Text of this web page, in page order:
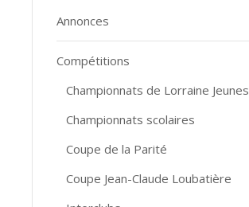
Annonces
Compétitions
Championnats de Lorraine Jeunes
Championnats scolaires
Coupe de la Parité
Coupe Jean-Claude Loubatière